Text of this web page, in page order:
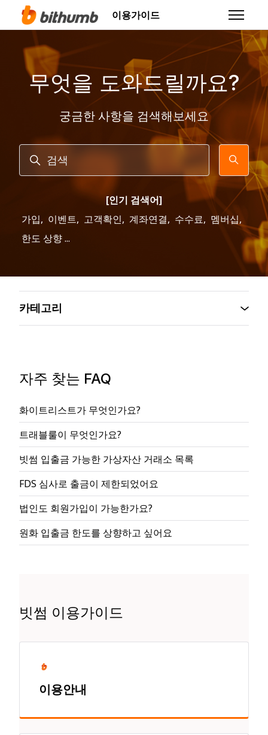
주 콘텐츠로 건너뛰기
이용가이드 탐색 메
무엇을 도와드릴까요?
궁금한 사항을 검색해보세요
검색
[인기 검색어]
가입, 이벤트, 고객확인, 계좌연결, 수수료, 멤버십,
한도 상향 ...
빗썸 이용가이드
이용안내
자주 찾는 FAQ
화이트리스트가 무엇인가요?
트래블룰이 무엇인가요?
빗썸 입출금 가능한 가상자산 거래소 목록
FDS 심사로 출금이 제한되었어요
법인도 회원가입이 가능한가요?
원화 입출금 한도를 상향하고 싶어요
카테고리